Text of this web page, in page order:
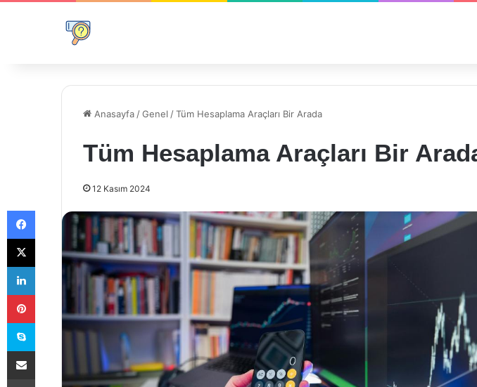
Anasayfa /Genel /Tüm Hesaplama Araçları Bir Arada
Tüm Hesaplama Araçları Bir
12 Kasım 2024
Facebook
X
LinkedIn
Pinterest
Skype
E-Posta ile paylaş